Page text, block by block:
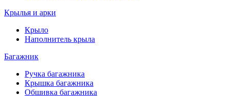
Крылья и арки
Крыло
Наполнитель крыла
Багажник
Ручка багажника
Крышка багажника
Обшивка багажника